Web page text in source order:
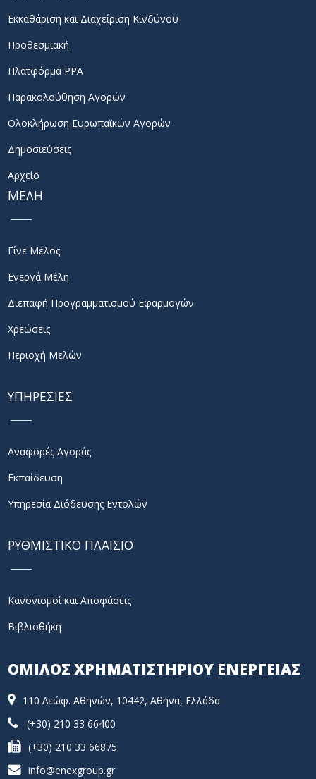
Εκκαθάριση και Διαχείριση Κινδύνου
Προθεσμιακή
Πλατφόρμα PPA
Παρακολούθηση Αγορών
Ολοκλήρωση Ευρωπαϊκών Αγορών
Δημοσιεύσεις
Αρχείο
ΜΕΛΗ
Γίνε Μέλος
Ενεργά Μέλη
Διεπαφή Προγραμματισμού Εφαρμογών
Χρεώσεις
Περιοχή Μελών
ΥΠΗΡΕΣΙΕΣ
Αναφορές Αγοράς
Εκπαίδευση
Υπηρεσία Διόδευσης Εντολών
ΡΥΘΜΙΣΤΙΚΟ ΠΛΑΙΣΙΟ
Κανονισμοί και Αποφάσεις
Βιβλιοθήκη
ΟΜΙΛΟΣ ΧΡΗΜΑΤΙΣΤΗΡΙΟΥ ΕΝΕΡΓΕΙΑΣ
110 Λεώφ. Αθηνών, 10442, Αθήνα, Ελλάδα
(+30) 210 33 66400
(+30) 210 33 66875
info@enexgroup.gr